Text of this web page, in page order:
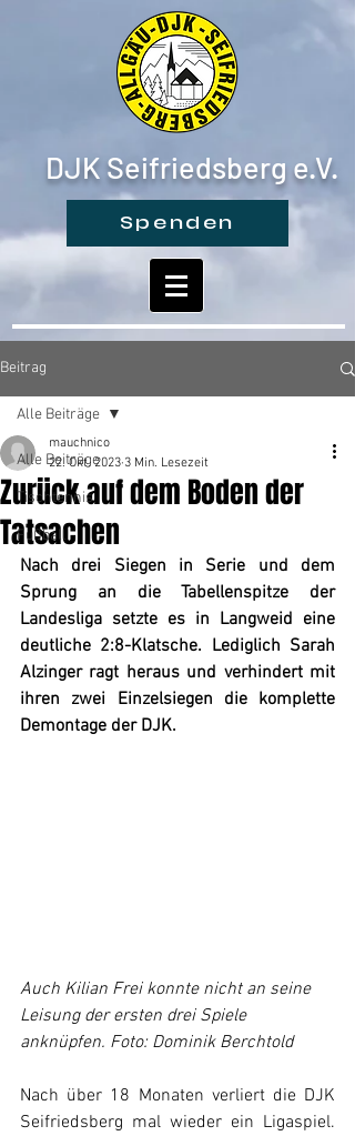
DJK Seifriedsberg e.V.
Spenden
Beitrag
Alle Beiträge
Tischtennis
Fußball
Alle Beiträge
Zurück auf dem Boden der
Tatsachen
mauchnico
22. Okt. 2023 3 Min. Lesezeit
Nach drei Siegen in Serie und dem
Sprung an die Tabellenspitze der
Landesliga setzte es in Langweid eine
deutliche 2:8-Klatsche. Lediglich Sarah
Alzinger ragt heraus und verhindert mit
ihren zwei Einzelsiegen die komplette
Demontage der DJK.
Auch Kilian Frei konnte nicht an seine
Leisung der ersten drei Spiele
anknüpfen. Foto: Dominik Berchtold
Nach über 18 Monaten verliert die DJK
Seifriedsberg mal wieder ein Ligaspiel.